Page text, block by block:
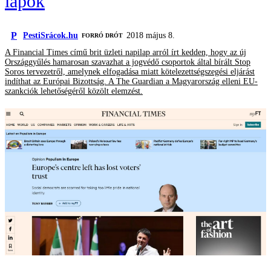
P PestiSrácok.hu FORRÓ DRÓT 2018 május 8.
A Financial Times című brit üzleti napilap arról írt kedden, hogy az új
Országgyűlés hamarosan szavazhat a jogvédő csoportok által bírált Stop
Soros tervezetről, amelynek elfogadása miatt kötelezettségszegési eljárást
indíthat az Európai Bizottság. A The Guardian a Magyarország elleni EU-
szankciók lehetőségéről közölt elemzést.